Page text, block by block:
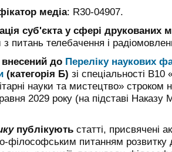
медіа: R30-04907.
суб'єкта у сфері друкованих
з питань телебачення і
внесений до Переліку наукових
(категорія Б) зі спеціальності
науки та мистецтво» строком
2029 року (на підставі Наказу
публікують статті, присвячені
філософським питанням розвитку